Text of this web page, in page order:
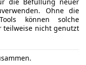
(IIHS) und das
den 1997 Kia
(schlecht). Grund
Ohne die
können solche
teilweise nicht genutzt